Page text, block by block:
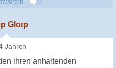
0
Glorp
Jahren
ihren anhaltenden